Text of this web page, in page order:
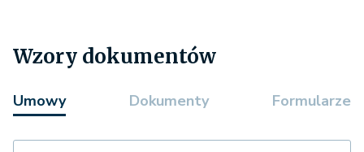
Wzory dokumentów
Umowy Dokumenty Formularze